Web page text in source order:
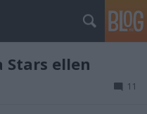
Stars ellen
11